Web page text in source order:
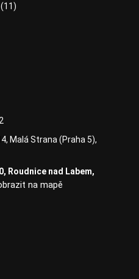
(11)
Malá Strana (Praha 5),
Roudnice nad Labem,
na mapě